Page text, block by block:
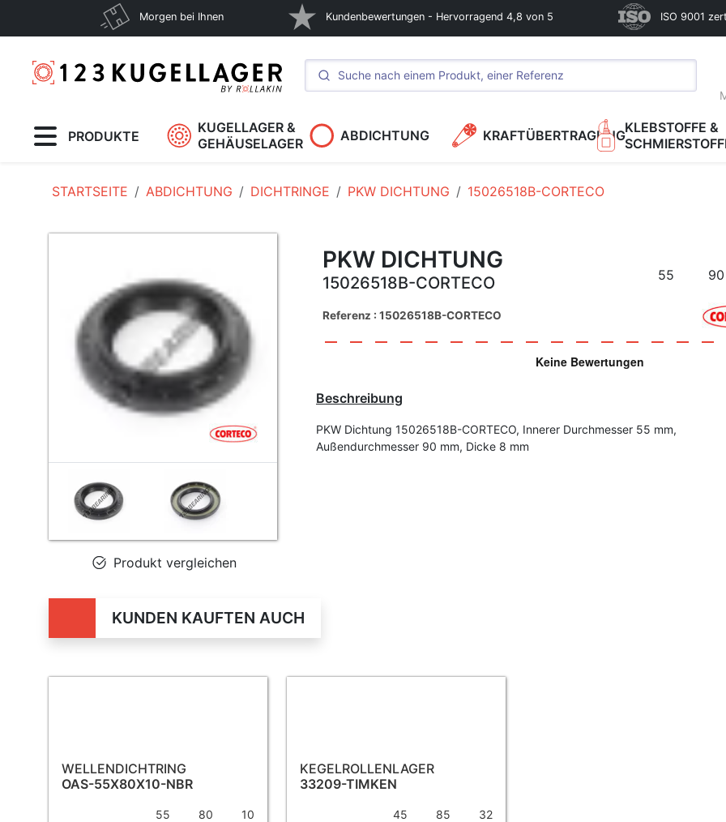
Morgen bei Ihnen Kundenbewertungen - Hervorragend 4,8 von 5 ISO 9001
PRODUKTE
KUGELLAGER &
GEHÄUSELAGER
ABDICHTUNG KRAFTÜBERTRAGUNGKLEBSTOFFE &
STARTSEITE ABDICHTUNG DICHTRINGE PKW DICHTUNG 15026518B-CORTECO
Produkt vergleichen
PKW DICHTUNG
15026518B-CORTECO 55 90
Referenz : 15026518B-CORTECO
Beschreibung
PKW Dichtung 15026518B-CORTECO, Innerer Durchmesser 55 mm,
Außendurchmesser 90 mm, Dicke 8 mm
KUNDEN KAUFTEN AUCH
WELLENDICHTRING
OAS-55X80X10-NBR
55 80 10
KEGELROLLENLAGER
33209-TIMKEN
45 85 32